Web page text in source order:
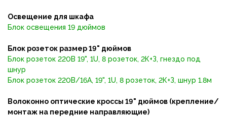
Освещение для шкафа
Блок освещения 19 дюймов
Блок розеток размер 19" дюймов
Блок розеток 220В 19", 1U, 8 розеток, 2К+З, гнездо под
шнур
Блок розеток 220В/16А, 19", 1U, 8 розеток, 2К+З, шнур 1.8м
Волоконно оптические кроссы 19" дюймов (крепление/
монтаж на передние направляющие)